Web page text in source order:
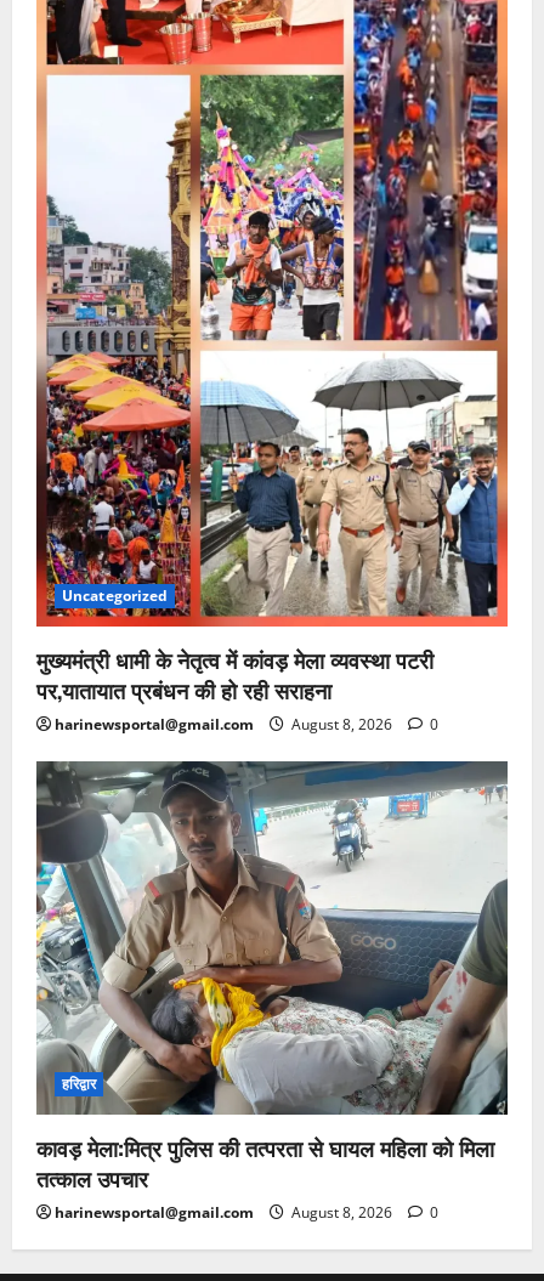
Uncategorized
मुख्यमंत्री धामी के नेतृत्व में कांवड़ मेला व्यवस्था पटरी
पर,यातायात प्रबंधन की हो रही सराहना
harinewsportal@gmail.com August 8, 2026 0
हरिद्वार
कावड़ मेला:मित्र पुलिस की तत्परता से घायल महिला को मिला
तत्काल उपचार
harinewsportal@gmail.com August 8, 2026 0